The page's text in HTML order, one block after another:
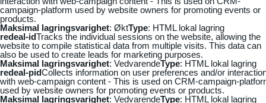
campaign-platform used by website owners for promoting events or
products.
Maksimal lagringsvarighet: ØktType: HTML lokal lagring
redeal-idTracks the individual sessions on the website, allowing the
website to compile statistical data from multiple visits. This data can
also be used to create leads for marketing purposes.
Maksimal lagringsvarighet: VedvarendeType: HTML lokal lagring
redeal-pidCollects information on user preferences and/or
with web-campaign content - This is used on CRM-campaign-
used by website owners for promoting events or products.
Maksimal lagringsvarighet: VedvarendeType: HTML lokal lagring